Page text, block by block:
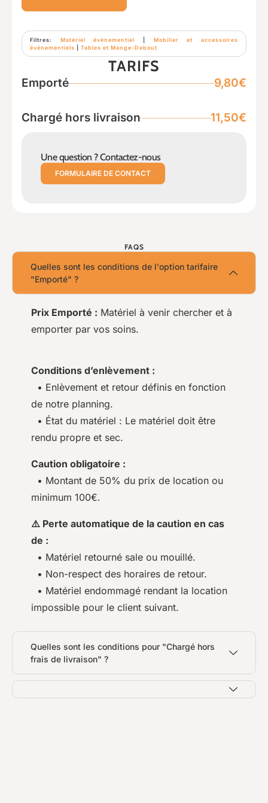
Filtres: Matériel événementiel
Mobilier et accessoires
événementiels
Tables et Mange-Debout
TARIFS
Emporté 9,80€
Chargé hors livraison 11,50€
Une question ? Contactez-nous
FORMULAIRE DE CONTACT
FAQS
Quelles sont les conditions de l'option tarifaire
"Emporté" ?
Prix Emporté : Matériel à venir chercher et à
emporter par vos soins.
Conditions d’enlèvement :
• Enlèvement et retour définis en fonction
de notre planning.
• État du matériel : Le matériel doit être
rendu propre et sec.
Caution obligatoire :
• Montant de 50% du prix de location ou
minimum 100€.
⚠️ Perte automatique de la caution en cas
de :
• Matériel retourné sale ou mouillé.
• Non-respect des horaires de retour.
• Matériel endommagé rendant la location
impossible pour le client suivant.
Quelles sont les conditions pour "Chargé hors
frais de livraison" ?